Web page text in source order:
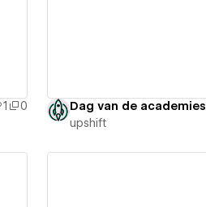
1
0
Dag van de academies
upshift